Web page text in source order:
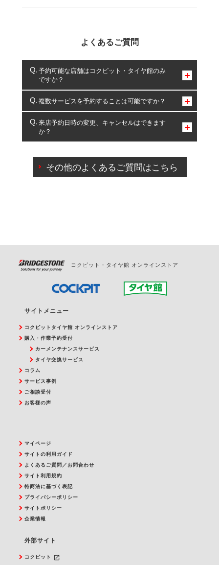
よくあるご質問
予約可能な店舗はコクピット・タイヤ館のみ
ですか？
コクピット・タイヤ館のみとなります。
複数サービスを予約することは可能ですか？
複数サービスのご予約は可能です。
一部の商品・サービスの組み合わせに限り、同時にご予約が
出来ないものもございます。
来店予約日時の変更、キャンセルはできます
か？
ご来店予約日の3営業日前を過ぎている場合のご予約
の日時変更につきましては、直接ご予約の店舗まで
その他のよくあるご質問はこちら
コクピット・タイヤ館 オンラインストア
サイトメニュー
コクピットタイヤ館 オンラインストア
購入・作業予約受付
カーメンテナンスサービス
タイヤ交換サービス
コラム
サービス事例
ご相談受付
お客様の声
マイページ
サイトの利用ガイド
よくあるご質問／お問合わせ
サイト利用規約
特商法に基づく表記
プライバシーポリシー
サイトポリシー
企業情報
外部サイト
コクピット
launch